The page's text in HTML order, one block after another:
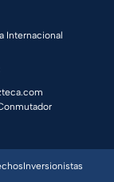
Internacional
Inversionistas